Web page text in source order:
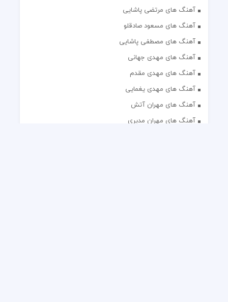
آهنگ های مرتضی پاشایی
آهنگ های مسعود صادقلو
آهنگ های مصطفی پاشایی
آهنگ های مهدی جهانی
آهنگ های مهدی مقدم
آهنگ های مهدی یغمایی
آهنگ های مهران آتش
آهنگ های مهران مدیری